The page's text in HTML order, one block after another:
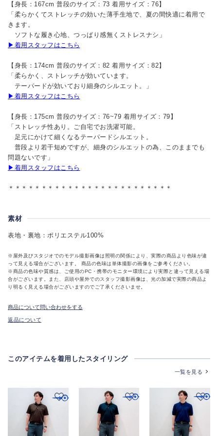
【身長：167cm 普段のサイズ：73 着用サイズ：76】
「柔らかくてストレッチの効いた薄手生地で、夏の間快適に着用で
きます。
ソフトな履き心地、つっぱり感無くストレスナシ」
▶着用スタッフはこちら
【身長：174cm 普段のサイズ：82 着用サイズ：82】
「柔らかく、ストレッチが効いています。
テーパードが効いており細身のシルエット。」
▶着用スタッフはこちら
【身長：175cm 普段のサイズ：76~79 着用サイズ：79】
「ストレッチ性あり。ご自宅でお洗濯可能。
足元にかけて細くなるテーパードシルエット。
普段より若干短めですが、細身のシルエットの為、このままでも
問題ないです」
▶着用スタッフはこちら
＊＊＊＊＊＊＊＊＊＊＊＊＊＊＊＊＊＊＊＊＊＊＊＊＊
素材
表地・裏地：ポリエステル100%
※屋外及びスタジオでのモデル撮影画像は照明の関係により、実際の商品より色味が違
って見える場合がございます。 商品の色味は単体撮影の画像をご参考ください。
※商品の色味や質感は、ご使用のPC・携帯のモニター環境により実際と違って見える場
合がございます。また、店頭や屋外でのスタッフ撮影画像は、光の加減で実際の商品よ
り明るく見える場合がございますのでご了承くださいませ。
商品について問い合わせをする
返品について
このアイテムを着用したスタイリング
一覧を見る